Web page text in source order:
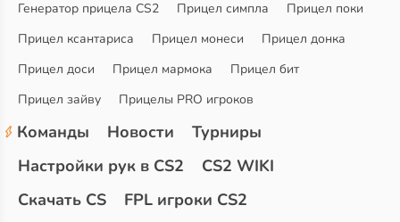
Генератор прицела CS2
Прицел симпла
Прицел поки
Прицел ксантариса
Прицел монеси
Прицел донка
Прицел доси
Прицел мармока
Прицел бит
Прицел зайву
Прицелы PRO игроков
Команды Новости
Турниры
Настройки рук в CS2
CS2 WIKI
Скачать CS
FPL игроки CS2